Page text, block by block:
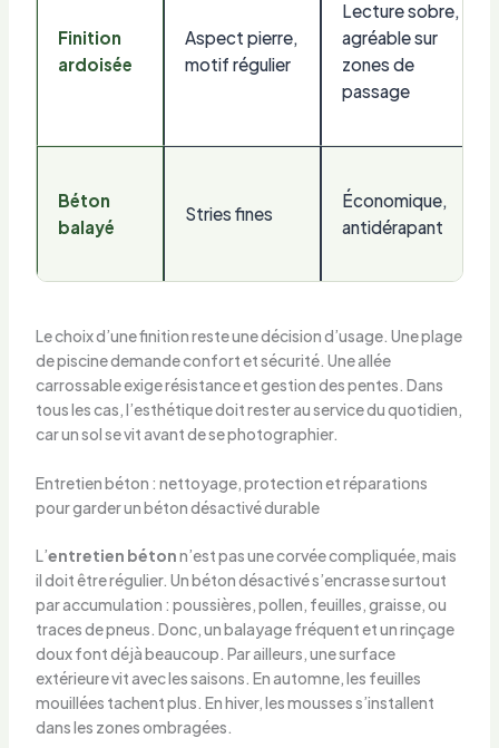
Finition
ardoisée
Aspect pierre,
motif régulier
Lecture sobre,
agréable sur
zones de
passage
Béton
balayé
Stries fines
Économique,
antidérapant
Le choix d’une finition reste une décision d’usage. Une plage
de piscine demande confort et sécurité. Une allée
carrossable exige résistance et gestion des pentes. Dans
tous les cas, l’esthétique doit rester au service du quotidien,
car un sol se vit avant de se photographier.
Entretien béton : nettoyage, protection et réparations
pour garder un béton désactivé durable
L’entretien bétonn’est pas une corvée compliquée, mais
il doit être régulier. Un béton désactivé s’encrasse surtout
par accumulation : poussières, pollen, feuilles, graisse, ou
traces de pneus. Donc, un balayage fréquent et un rinçage
doux font déjà beaucoup. Par ailleurs, une surface
extérieure vit avec les saisons. En automne, les feuilles
mouillées tachent plus. En hiver, les mousses s’installent
dans les zones ombragées.